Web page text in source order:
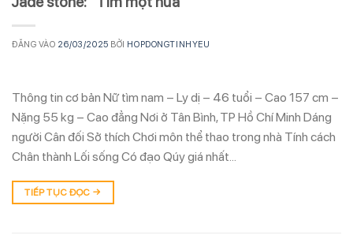
ĐĂNG VÀO 26/03/2025 BỞI HOPDONGTINHYEU
Thông tin cơ bản Nữ tìm nam – Ly dị – 46 tuổi – Cao 157 cm –
Nặng 55 kg – Cao đẳng Nơi ở Tân Bình, TP Hồ Chí Minh Dáng
người Cân đối Sở thích Chơi môn thể thao trong nhà Tính cách
Chân thành Lối sống Có đạo Qúy giá nhất…
TIẾP TỤC ĐỌC →